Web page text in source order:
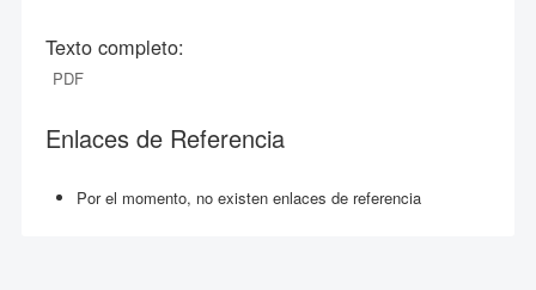
Texto completo:
PDF
Enlaces de Referencia
Por el momento, no existen enlaces de referencia